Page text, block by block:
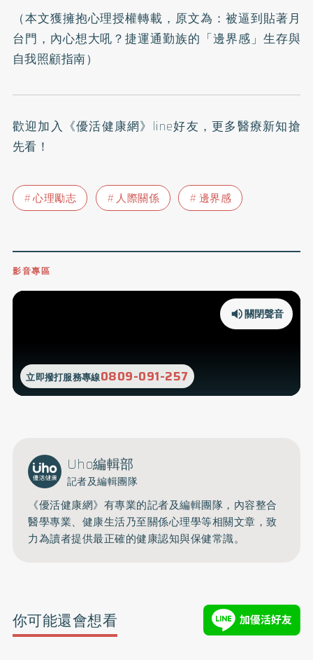
（本文獲擁抱心理授權轉載，原文為： 被逼到貼著月
台門，內心想大吼？捷運通勤族的「邊界感」生存與
自我照顧指南）
歡迎加入 《優活健康網》line好友 ，更多醫療新知搶
先看！
心理勵志 人際關係 邊界感
影音專區
立即撥打服務專線0809-091-257
關閉聲音
Uho編輯部
記者及編輯團隊
《優活健康網》有專業的記者及編輯團隊，內容整合
醫學專業、健康生活乃至關係心理學等相關文章，致
力為讀者提供最正確的健康認知與保健常識。
你可能還會想看